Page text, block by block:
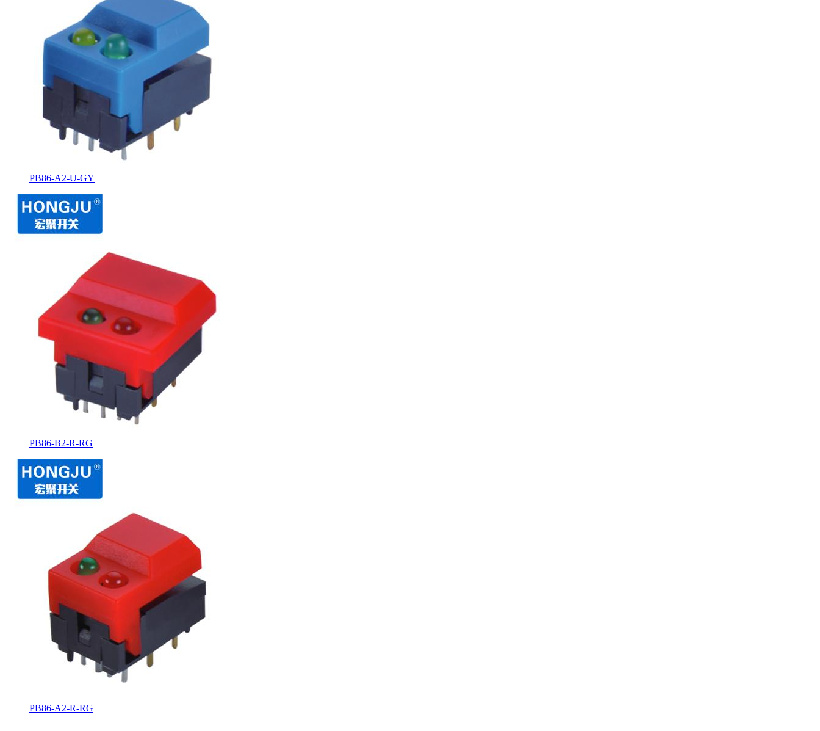
PB86-A2-U-GY
PB86-B2-R-RG
PB86-A2-R-RG